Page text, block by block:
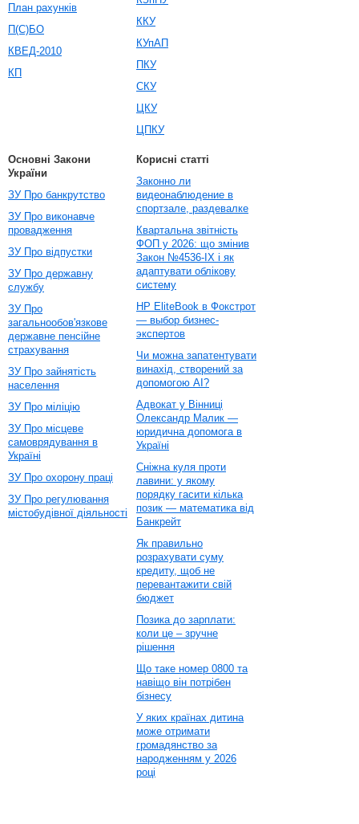
План рахунків
П(С)БО
КВЕД-2010
КП
ККУ
КУпАП
ПКУ
СКУ
ЦКУ
ЦПКУ
Основні Закони
України
ЗУ Про банкрутство
ЗУ Про виконавче
провадження
ЗУ Про відпустки
ЗУ Про державну
службу
ЗУ Про
загальнообов'язкове
державне пенсійне
страхування
ЗУ Про зайнятість
населення
ЗУ Про міліцію
ЗУ Про місцеве
самоврядування в
Україні
ЗУ Про охорону праці
ЗУ Про регулювання
містобудівної діяльності
Корисні статті
Законно ли
видеонаблюдение в
спортзале, раздевалке
Квартальна звітність
ФОП у 2026: що змінив
Закон №4536-IX і як
адаптувати облікову
систему
HP EliteBook в Фокстрот
— выбор бизнес-
экспертов
Чи можна запатентувати
винахід, створений за
допомогою AI?
Адвокат у Вінниці
Олександр Малик —
юридична допомога в
Україні
Сніжна куля проти
лавини: у якому
порядку гасити кілька
позик — математика від
Банкрейт
Як правильно
розрахувати суму
кредиту, щоб не
перевантажити свій
бюджет
Позика до зарплати:
коли це – зручне
рішення
Що таке номер 0800 та
навіщо він потрібен
бізнесу
У яких країнах дитина
може отримати
громадянство за
народженням у 2026
році